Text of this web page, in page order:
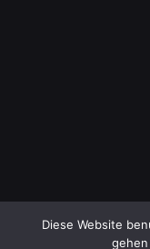
Diese Website